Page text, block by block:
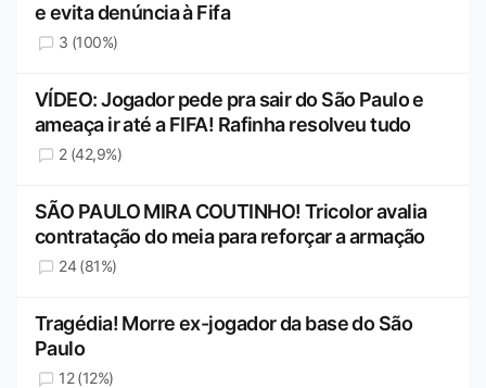
e evita denúncia à Fifa
3 (100%)
VÍDEO: Jogador pede pra sair do São Paulo e
ameaça ir até a FIFA! Rafinha resolveu tudo
2 (42,9%)
SÃO PAULO MIRA COUTINHO! Tricolor avalia
contratação do meia para reforçar a armação
24 (81%)
Tragédia! Morre ex-jogador da base do São
Paulo
12 (12%)